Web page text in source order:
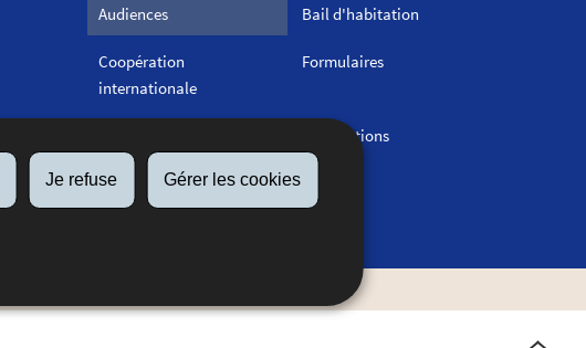
Je refuse Gérer les cookies
Audiences Bail d'habitation
Coopération
internationale
Formulaires
Publications
Statistiques - Séries
longues